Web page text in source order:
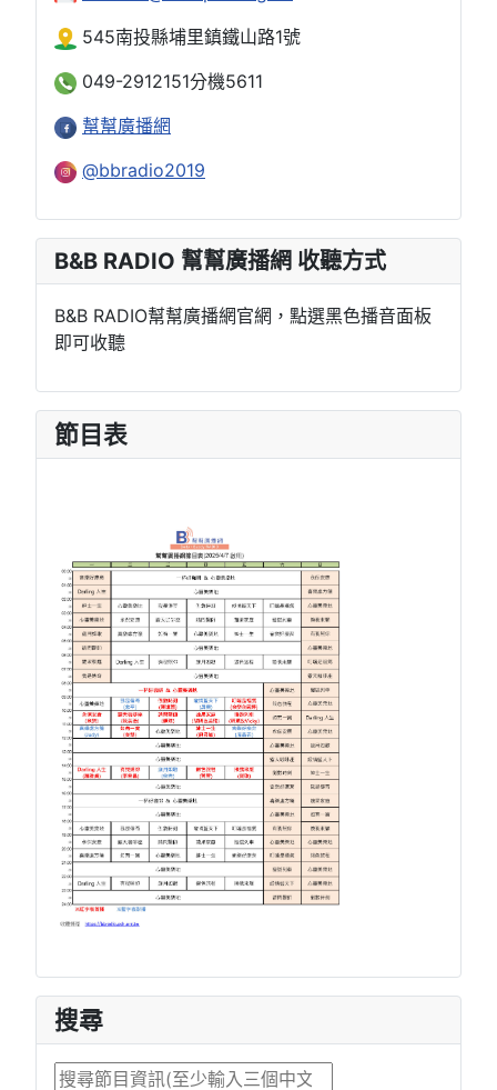
545南投縣埔里鎮鐵山路1號
049-2912151分機5611
幫幫廣播網
@bbradio2019
B&B RADIO 幫幫廣播網 收聽方式
B&B RADIO幫幫廣播網官網，點選黑色播音面板
即可收聽
節目表
搜尋
搜尋...